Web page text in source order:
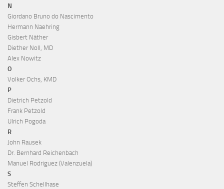
N
Giordano Bruno do Nascimento
Hermann Naehring
Gisbert Näther
Diether Noll, MD
Alex Nowitz
O
Volker Ochs, KMD
P
Dietrich Petzold
Frank Petzold
Ulrich Pogoda
R
John Rausek
Dr. Bernhard Reichenbach
Manuel Rodriguez (Valenzuela)
S
Steffen Schellhase